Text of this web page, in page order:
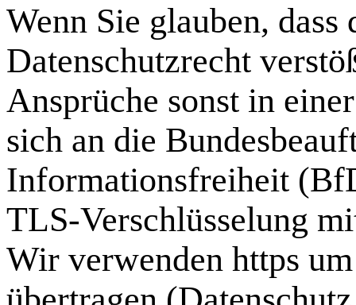
Wenn Sie glauben,
Datenschutzrecht
Ansprüche sonst in
sich an die
Informationsfreiheit
TLS-Verschlüsselung
Wir verwenden https